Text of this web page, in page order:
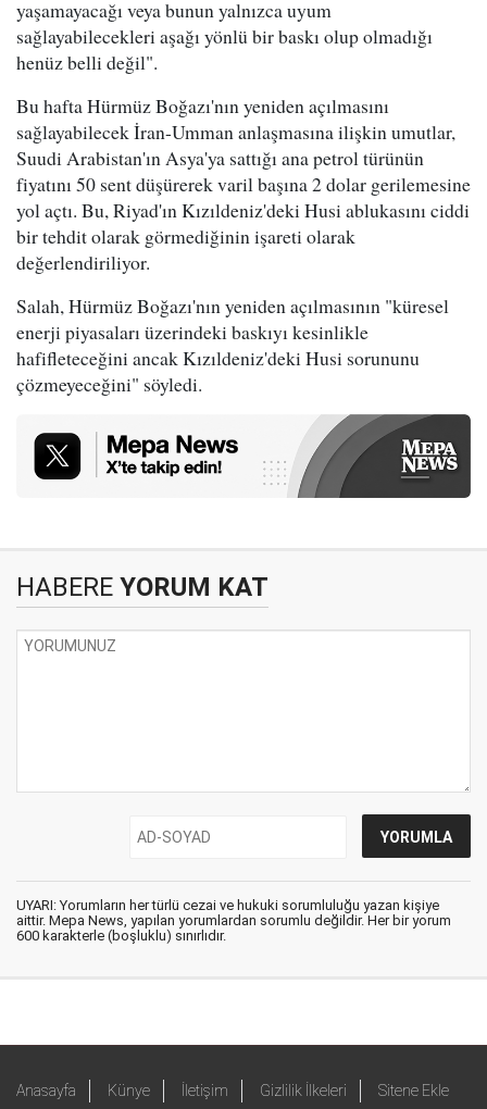
yaşamayacağı veya bunun yalnızca uyum
sağlayabilecekleri aşağı yönlü bir baskı olup olmadığı
henüz belli değil".
Bu hafta Hürmüz Boğazı'nın yeniden açılmasını
sağlayabilecek İran-Umman anlaşmasına ilişkin umutlar,
Suudi Arabistan'ın Asya'ya sattığı ana petrol türünün
fiyatını 50 sent düşürerek varil başına 2 dolar gerilemesine
yol açtı. Bu, Riyad'ın Kızıldeniz'deki Husi ablukasını ciddi
bir tehdit olarak görmediğinin işareti olarak
değerlendiriliyor.
Salah, Hürmüz Boğazı'nın yeniden açılmasının "küresel
enerji piyasaları üzerindeki baskıyı kesinlikle
hafifleteceğini ancak Kızıldeniz'deki Husi sorununu
çözmeyeceğini" söyledi.
HABERE YORUM KAT
UYARI: Yorumların her türlü cezai ve hukuki sorumluluğu yazan kişiye
aittir. Mepa News, yapılan yorumlardan sorumlu değildir. Her bir yorum
600 karakterle (boşluklu) sınırlıdır.
Anasayfa Künye İletişim Gizlilik İlkeleri Sitene Ekle